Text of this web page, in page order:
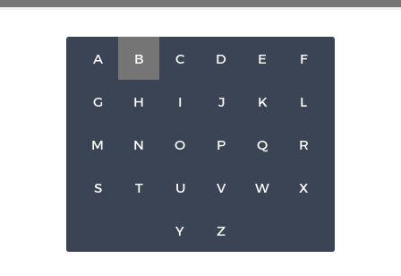
A B C D E F
G H I J K L
M N O P Q R
S T U V W X
Y Z